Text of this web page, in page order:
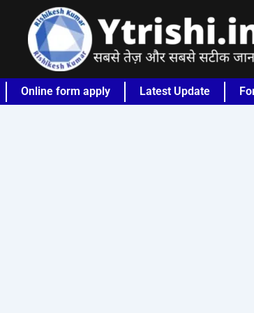
Online form apply Latest Update